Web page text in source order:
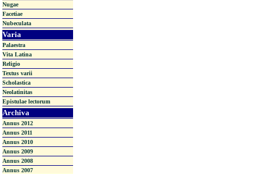
Nugae
Facetiae
Nubeculata
Varia
Palaestra
Vita Latina
Religio
Textus varii
Scholastica
Neolatinitas
Epistulae lectorum
Archiva
Annus 2012
Annus 2011
Annus 2010
Annus 2009
Annus 2008
Annus 2007